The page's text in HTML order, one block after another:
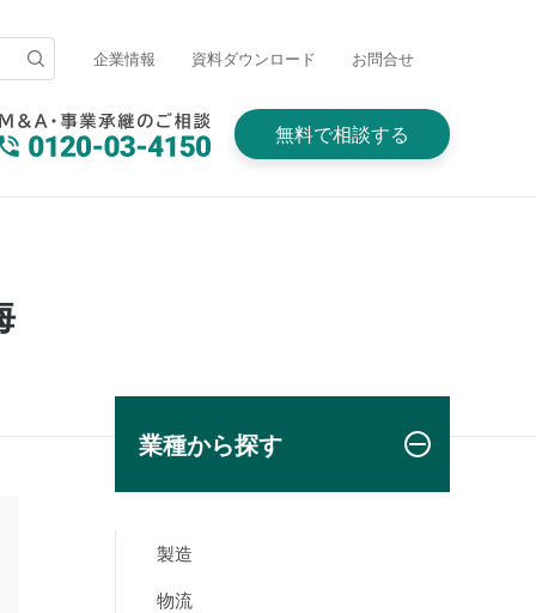
企業情報 資料ダウンロード お問合せ
無料で相談する
業種から探す
製造
物流